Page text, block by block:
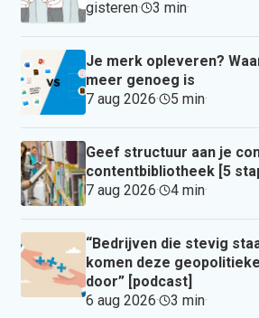
gisteren· 3 min·
Je merk opleveren?
meer genoeg is
7 aug 2026· 5 min·
Geef structuur aan je
contentbibliotheek [5
7 aug 2026· 4 min·
“Bedrijven die stevig
komen deze
door” [podcast]
6 aug 2026· 3 min·